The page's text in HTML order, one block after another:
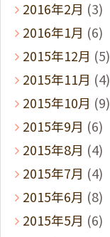
2016年2月 (3)
2016年1月 (6)
2015年12月 (5)
2015年11月 (4)
2015年10月 (9)
2015年9月 (6)
2015年8月 (4)
2015年7月 (4)
2015年6月 (8)
2015年5月 (6)